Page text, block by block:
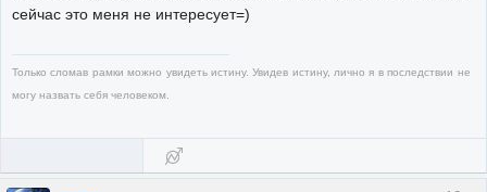
сейчас это меня не интересует=)
Только сломав рамки можно увидеть истину. Увидев истину, лично я в последствии не
могу назвать себя человеком.